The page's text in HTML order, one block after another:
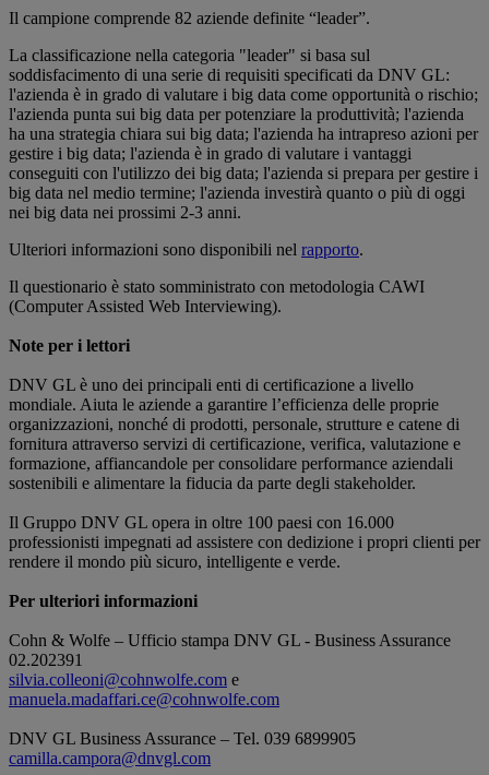
Il campione comprende 82 aziende definite “leader”.
La classificazione nella categoria "leader" si basa sul
soddisfacimento di una serie di requisiti specificati da DNV GL:
l'azienda è in grado di valutare i big data come opportunità o rischio;
l'azienda punta sui big data per potenziare la produttività; l'azienda
ha una strategia chiara sui big data; l'azienda ha intrapreso azioni per
gestire i big data; l'azienda è in grado di valutare i vantaggi
conseguiti con l'utilizzo dei big data; l'azienda si prepara per gestire i
big data nel medio termine; l'azienda investirà quanto o più di oggi
nei big data nei prossimi 2-3 anni.
Ulteriori informazioni sono disponibili nel rapporto.
Il questionario è stato somministrato con metodologia CAWI
(Computer Assisted Web Interviewing).
Note per i lettori
DNV GL è uno dei principali enti di certificazione a livello
mondiale. Aiuta le aziende a garantire l’efficienza delle proprie
organizzazioni, nonché di prodotti, personale, strutture e catene di
fornitura attraverso servizi di certificazione, verifica, valutazione e
formazione, affiancandole per consolidare performance aziendali
sostenibili e alimentare la fiducia da parte degli stakeholder.
Il Gruppo DNV GL opera in oltre 100 paesi con 16.000
professionisti impegnati ad assistere con dedizione i propri clienti per
rendere il mondo più sicuro, intelligente e verde.
Per ulteriori informazioni
Cohn & Wolfe – Ufficio stampa DNV GL - Business Assurance
02.202391
silvia.colleoni@cohnwolfe.com e
manuela.madaffari.ce@cohnwolfe.com
DNV GL Business Assurance – Tel. 039 6899905
camilla.campora@dnvgl.com